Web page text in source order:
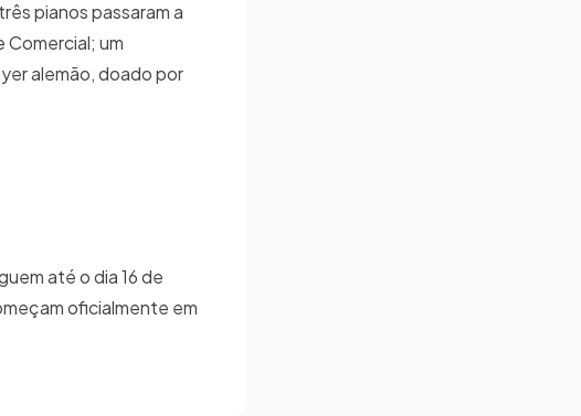
pianos passaram a
um
alemão, doado por
até o dia 16 de
oficialmente em